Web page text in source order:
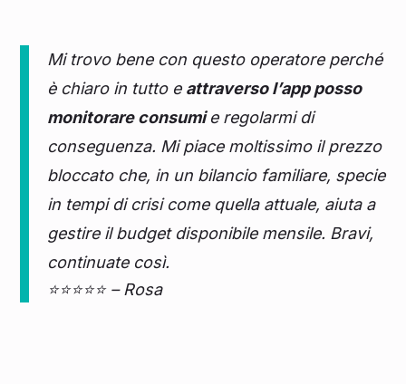
Mi trovo bene con questo operatore perché
è chiaro in tutto e attraverso l’app posso
monitorare consumie regolarmi di
conseguenza. Mi piace moltissimo il prezzo
bloccato che, in un bilancio familiare, specie
in tempi di crisi come quella attuale, aiuta a
gestire il budget disponibile mensile. Bravi,
continuate così.
⭐⭐⭐⭐⭐ – Rosa